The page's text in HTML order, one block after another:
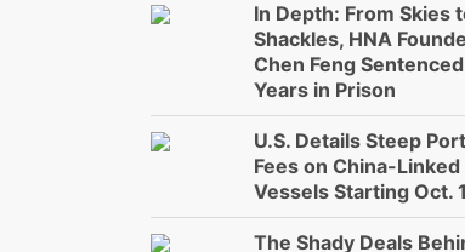
In Depth: From Skies
Shackles, HNA
Chen Feng
Years in Prison
U.S. Details Steep Port
Fees on China-Linked
Vessels Starting Oct.
The Shady Deals